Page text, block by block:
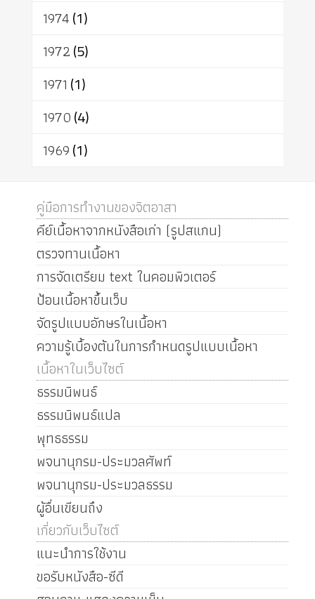
1974(1)
1972(5)
1971 (1)
1970(4)
1969(1)
คู่มือการทำงานของจิตอาสา
คีย์เนื้อหาจากหนังสือเก่า (รูปสแกน)
ตรวจทานเนื้อหา
การจัดเตรียม text ในคอมพิวเตอร์
ป้อนเนื้อหาขึ้นเว็บ
จัดรูปแบบอักษรในเนื้อหา
ความรู้เบื้องต้นในการกำหนดรูปแบบเนื้อหา
เนื้อหาในเว็บไซต์
ธรรมนิพนธ์
ธรรมนิพนธ์แปล
พุทธธรรม
พจนานุกรม-ประมวลศัพท์
พจนานุกรม-ประมวลธรรม
ผู้อื่นเขียนถึง
เกี่ยวกับเว็บไซต์
แนะนำการใช้งาน
ขอรับหนังสือ-ซีดี